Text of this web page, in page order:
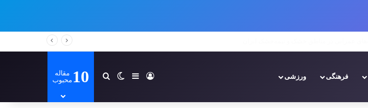
فرهنگی ورزشی ورودسایدبارتغییر پوسته
جستجو برای
10 مقاله
محبوب